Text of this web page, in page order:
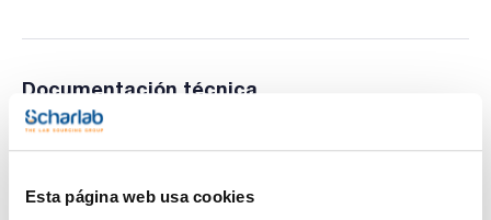
Esta página web usa cookies
Documentación técnica
TDS / Ficha técnica
descargas
SDS/ Hoja de seguridad